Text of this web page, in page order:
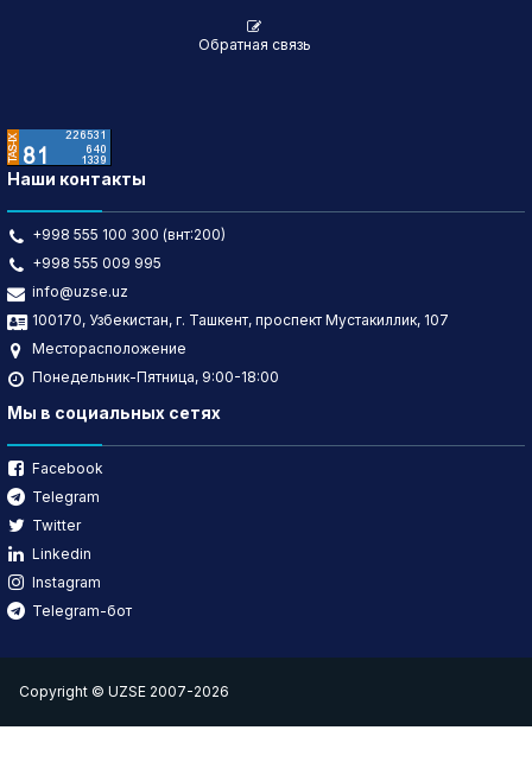
Обратная связь
Наши контакты
+998 555 100 300 (внт:200)
+998 555 009 995
info@uzse.uz
100170, Узбекистан, г. Ташкент, проспект Мустакиллик, 107
Месторасположение
Понедельник-Пятница, 9:00-18:00
Мы в социальных сетях
Facebook
Telegram
Twitter
Linkedin
Instagram
Telegram-бот
Copyright © UZSE 2007-2026